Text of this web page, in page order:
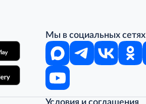
Мы в социальных сетях